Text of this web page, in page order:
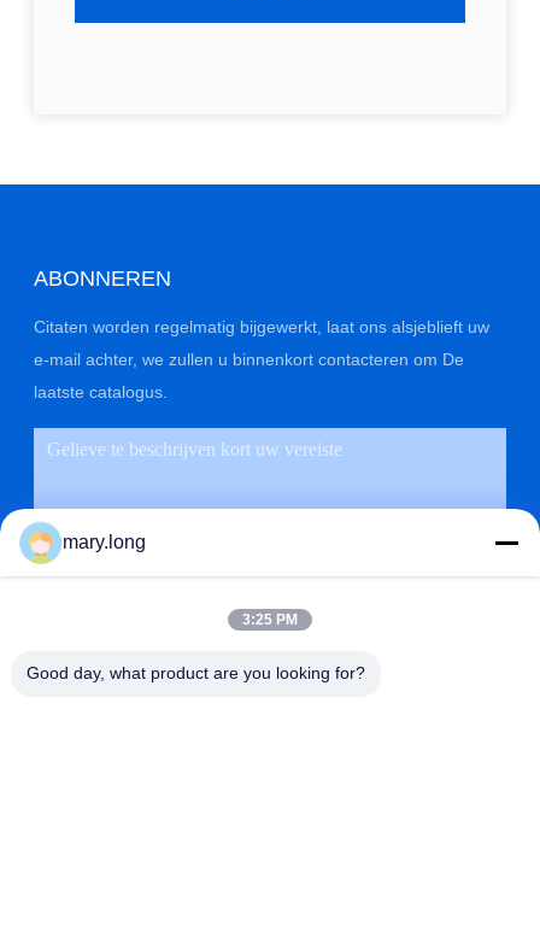
ABONNEREN
Citaten worden regelmatig bijgewerkt, laat ons alsjeblieft uw
e-mail achter, we zullen u binnenkort contacteren om De
laatste catalogus.
VERZENDEN
mary.long
3:25 PM
Good day, what product are you looking for?